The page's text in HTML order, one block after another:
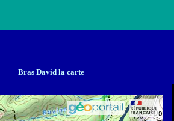
Bras David la carte